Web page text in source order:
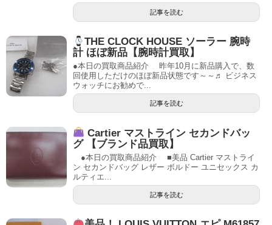
記事を読む
THE CLOCK HOUSE ソーラー 腕時
計 ほぼ新品【腕時計買取】
●本日の買取商品紹介 昨年10月に新品購入で、数
回使用しただけのほぼ新品状態です～～♬ ビジネス
ウォッチにお勧めで...
記事を読む
Cartier マストライン セカンドバッ
グ 【ブランド品買取】
●本日の買取商品紹介 ■美品 Cartier マストライ
ン セカンドバッグ レザー ボルドー ユニセックス カ
ルティエ...
記事を読む